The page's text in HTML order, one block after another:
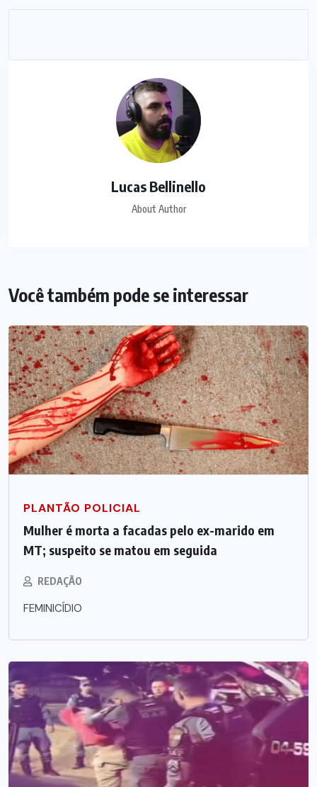
Lucas Bellinello
About Author
Você também pode se interessar
PLANTÃO POLICIAL
Mulher é morta a facadas pelo ex-marido em
MT; suspeito se matou em seguida
REDAÇÃO
FEMINICÍDIO